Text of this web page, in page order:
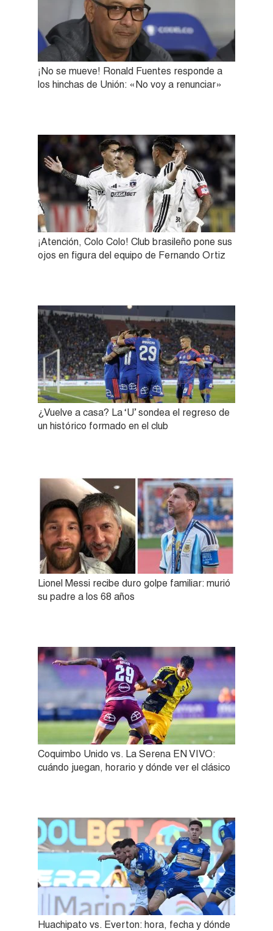
¡No se mueve! Ronald Fuentes responde a
los hinchas de Unión: «No voy a renunciar»
¡Atención, Colo Colo! Club brasileño pone sus
ojos en figura del equipo de Fernando Ortiz
¿Vuelve a casa? La ‘U’ sondea el regreso de
un histórico formado en el club
Lionel Messi recibe duro golpe familiar: murió
su padre a los 68 años
Coquimbo Unido vs. La Serena EN VIVO:
cuándo juegan, horario y dónde ver el clásico
Huachipato vs. Everton: hora, fecha y dónde